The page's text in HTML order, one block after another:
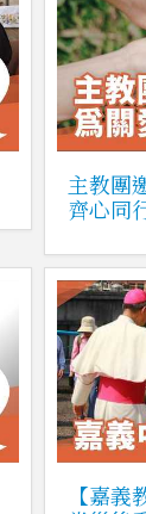
主教團
齊心同
【嘉